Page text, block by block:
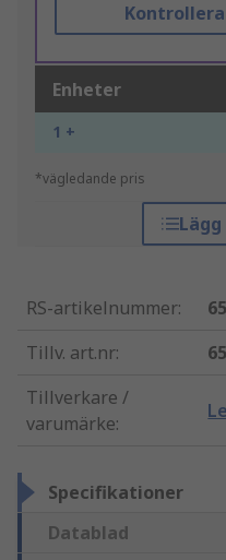
Enheter
1 +
*vägledande pris
RS-artikelnummer:
Tillv. art.nr:
Tillverkare /
varumärke:
Specifikationer
Datablad